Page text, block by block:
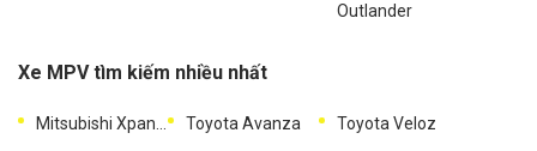
Outlander
Xe MPV tìm kiếm nhiều nhất
Mitsubishi Xpander Toyota Avanza Toyota Veloz